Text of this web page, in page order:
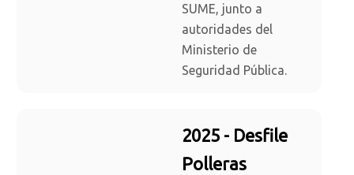
SUME, junto a
autoridades del
Ministerio de
Seguridad Pública.
2025 - Desfile
Polleras